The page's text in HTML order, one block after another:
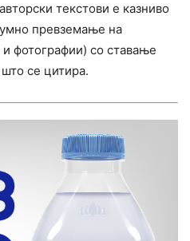
текстови е казниво
превземање на
фотографии) со ставање
се цитира.